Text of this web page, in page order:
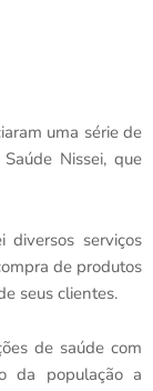
uma série de
Nissei, que
serviços
de produtos
seus clientes.
de saúde com
da população a